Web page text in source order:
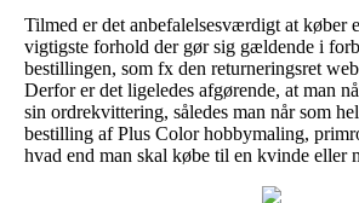
Tilmed er det anbefalelsesværdigt at køber
vigtigste forhold der gør sig gældende i
bestillingen, som fx den returneringsret
Derfor er det ligeledes afgørende, at man
sin ordrekvittering, således man når som
bestilling af Plus Color hobbymaling,
hvad end man skal købe til en kvinde eller